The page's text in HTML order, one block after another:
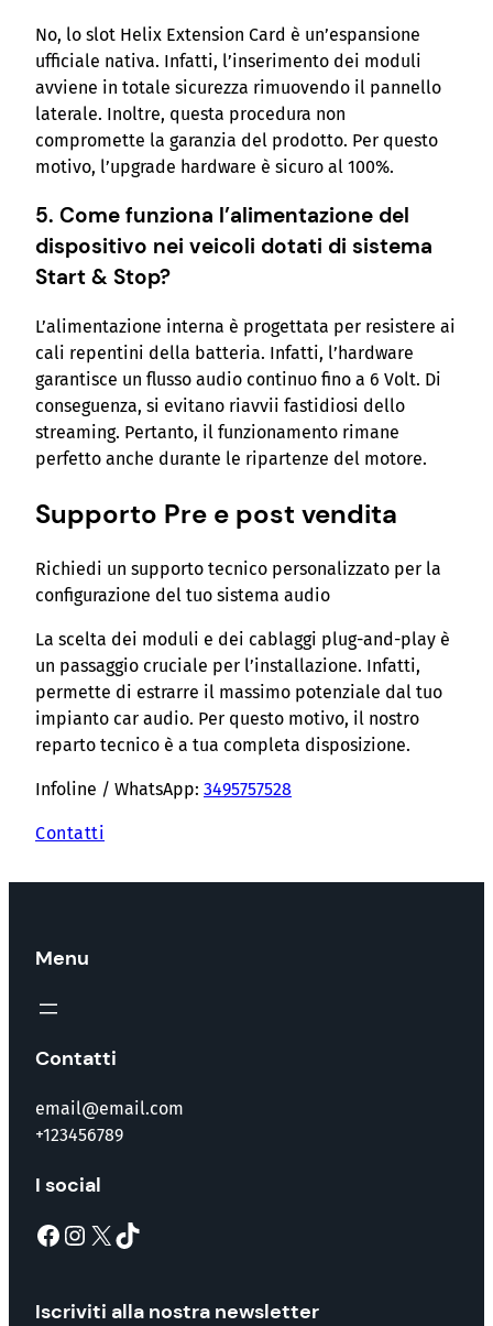
No, lo slot Helix Extension Card è un’espansione
ufficiale nativa. Infatti, l’inserimento dei moduli
avviene in totale sicurezza rimuovendo il pannello
laterale. Inoltre, questa procedura non
compromette la garanzia del prodotto. Per questo
motivo, l’upgrade hardware è sicuro al 100%.
5. Come funziona l’alimentazione del
dispositivo nei veicoli dotati di sistema
Start & Stop?
L’alimentazione interna è progettata per resistere ai
cali repentini della batteria. Infatti, l’hardware
garantisce un flusso audio continuo fino a 6 Volt. Di
conseguenza, si evitano riavvii fastidiosi dello
streaming. Pertanto, il funzionamento rimane
perfetto anche durante le ripartenze del motore.
Supporto Pre e post vendita
Richiedi un supporto tecnico personalizzato per la
configurazione del tuo sistema audio
La scelta dei moduli e dei cablaggi plug-and-play è
un passaggio cruciale per l’installazione. Infatti,
permette di estrarre il massimo potenziale dal tuo
impianto car audio. Per questo motivo, il nostro
reparto tecnico è a tua completa disposizione.
Infoline / WhatsApp: 3495757528
Contatti
Menu
Contatti
email@email.com
+123456789
I social
Facebook Instagram X TikTok
Iscriviti alla nostra newsletter